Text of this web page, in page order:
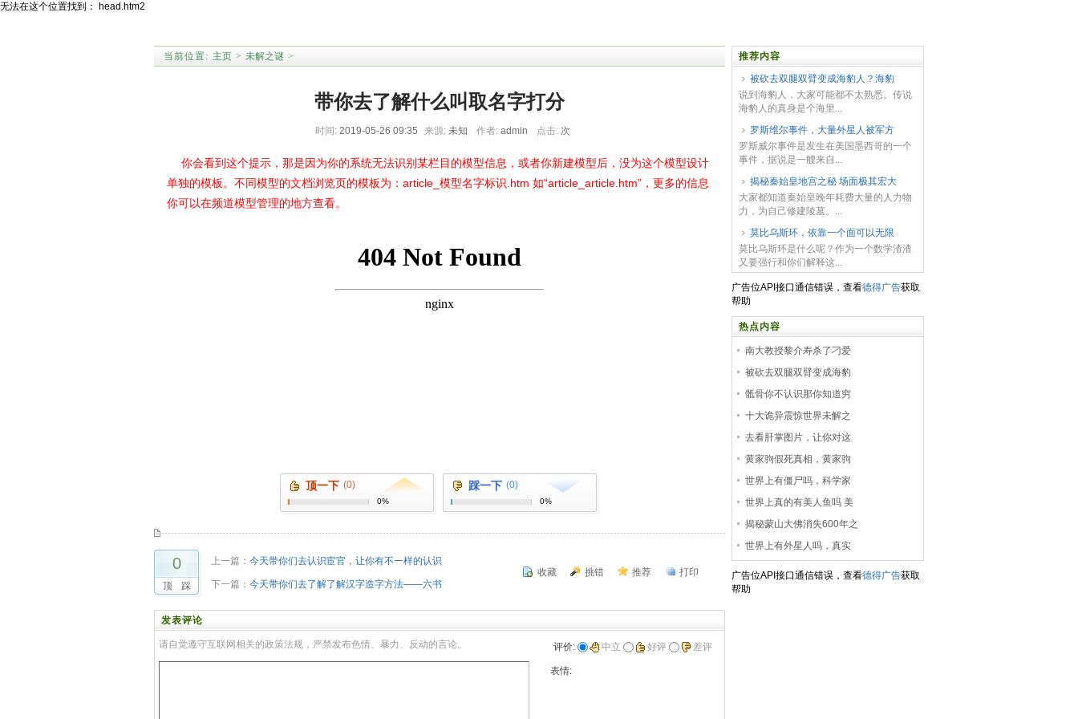
无法在这个位置找到： head.htm2
当前位置: 主页 > 未解之谜 >
带你去了解什么叫取名字打分
时间: 2019-05-26 09:35 来源: 未知 作者: admin 点击: 次
你会看到这个提示，那是因为你的系统无法识别某栏目的模型信息，或者你新建模型后，没为这个模型设计
单独的模板。不同模型的文档浏览页的模板为：article_模型名字标识.htm 如“article_article.htm”，更多的信息
你可以在频道模型管理的地方查看。
顶一下 (0)
0%
踩一下 (0)
0%
0
顶 踩
上一篇： 今天带你们去认识宦官，让你有不一样的认识
下一篇： 今天带你们去了解了解汉字造字方法――六书
收藏 挑错 推荐 打印
发表评论
请自觉遵守互联网相关的政策法规，严禁发布色情、暴力、反动的言论。 评价: 中立 好评 差评
表情:
推荐内容
被砍去双腿双臂变成海豹人？海豹
说到海豹人，大家可能都不太熟悉。传说
海豹人的真身是个海里...
罗斯维尔事件，大量外星人被军方
罗斯威尔事件是发生在美国墨西哥的一个
事件，据说是一艘来自...
揭秘秦始皇地宫之秘 场面极其宏大
大家都知道秦始皇晚年耗费大量的人力物
力，为自己修建陵墓。...
莫比乌斯环，依靠一个面可以无限
莫比乌斯环是什么呢？作为一个数学渣渣
又要强行和你们解释这...
广告位API接口通信错误，查看德得广告获取
帮助
热点内容
南大教授黎介寿杀了刁爱
被砍去双腿双臂变成海豹
骶骨你不认识那你知道穷
十大诡异震惊世界未解之
去看肝掌图片，让你对这
黄家驹假死真相，黄家驹
世界上有僵尸吗，科学家
世界上真的有美人鱼吗 美
揭秘蒙山大佛消失600年之
世界上有外星人吗，真实
广告位API接口通信错误，查看德得广告获取
帮助